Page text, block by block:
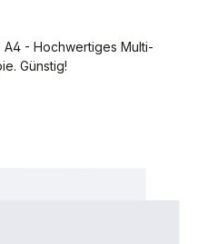
A4 - Hochwertiges Multi-
Günstig!